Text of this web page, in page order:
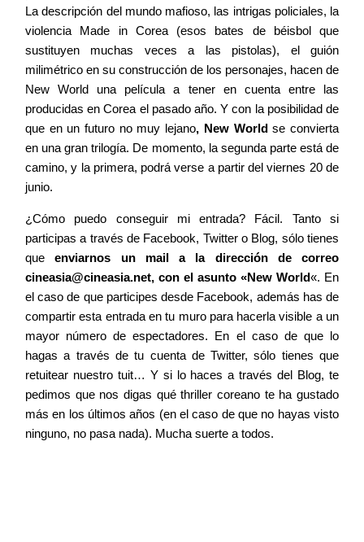
La descripción del mundo mafioso, las intrigas policiales, la
violencia Made in Corea (esos bates de béisbol que
sustituyen muchas veces a las pistolas), el guión
milimétrico en su construcción de los personajes, hacen de
New World una película a tener en cuenta entre las
producidas en Corea el pasado año. Y con la posibilidad de
que en un futuro no muy lejano, New Worldse convierta
en una gran trilogía. De momento, la segunda parte está de
camino, y la primera, podrá verse a partir del viernes 20 de
junio.
¿Cómo puedo conseguir mi entrada? Fácil. Tanto si
participas a través de Facebook, Twitter o Blog, sólo tienes
queenviarnos un mail a la dirección de correo
cineasia@cineasia.net, con el asunto «New World«. En
el caso de que participes desde Facebook, además has de
compartir esta entrada en tu muro para hacerla visible a un
mayor número de espectadores. En el caso de que lo
hagas a través de tu cuenta de Twitter, sólo tienes que
retuitear nuestro tuit… Y si lo haces a través del Blog, te
pedimos que nos digas qué thriller coreano te ha gustado
más en los últimos años (en el caso de que no hayas visto
ninguno, no pasa nada). Mucha suerte a todos.